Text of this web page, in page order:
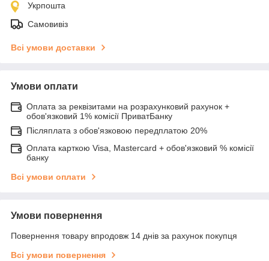
Укрпошта
Самовивіз
Всі умови доставки
Умови оплати
Оплата за реквізитами на розрахунковий рахунок +
обов'язковий 1% комісії ПриватБанку
Післяплата з обов'язковою передплатою 20%
Оплата карткою Visa, Mastercard + обов'язковий % комісії
банку
Всі умови оплати
Умови повернення
Повернення товару впродовж 14 днів за рахунок покупця
Всі умови повернення